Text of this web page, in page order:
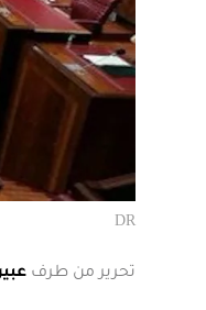
DR
تحرير من طرف عبير